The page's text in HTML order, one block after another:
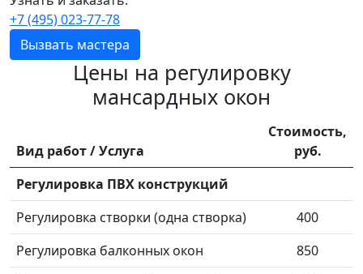
+7 (495) 023-77-78
Вызвать мастера
Цены на регулировку
мансардных окон
Вид работ / Услуга
Стоимость,
руб.
Регулировка ПВХ конструкций
Регулировка створки (одна створка)
400
Регулировка балконных окон
850